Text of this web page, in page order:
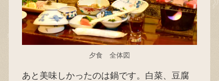
夕食 全体図
あと美味しかったのは鍋です。白菜、豆腐